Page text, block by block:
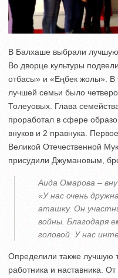
В Балхаше выбрали
Во дворце культуры
отбасы» и «Еңбек жолы». В
лучшей семьи было
Толеуовых. Глава
проработал в сфере
внуков и 2 правнука.
Великой Отечественной
присудили Джумановым,
Аида Омарова –
«У нас очень
аташку. Он
войны. Благодаря
головой. У нас
Определили также лучшую
работника и наставника.